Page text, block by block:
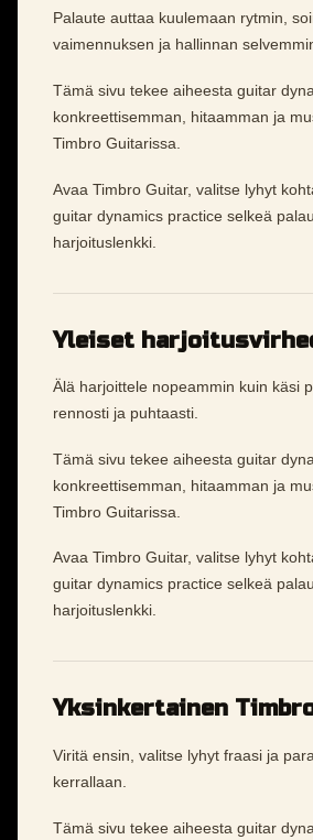
Palaute auttaa kuulemaan rytmin,
vaimennuksen ja hallinnan
Tämä sivu tekee aiheesta guitar
konkreettisemman, hitaamman ja
Timbro Guitarissa.
Avaa Timbro Guitar, valitse lyhyt
guitar dynamics practice selkeä
harjoituslenkki.
Yleiset
Älä harjoittele nopeammin kuin käsi
rennosti ja puhtaasti.
Tämä sivu tekee aiheesta guitar
konkreettisemman, hitaamman ja
Timbro Guitarissa.
Avaa Timbro Guitar, valitse lyhyt
guitar dynamics practice selkeä
harjoituslenkki.
Yksinkertainen
Viritä ensin, valitse lyhyt fraasi ja
kerrallaan.
Tämä sivu tekee aiheesta guitar